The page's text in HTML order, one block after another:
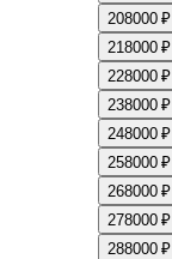
208000 ₽
218000 ₽
228000 ₽
238000 ₽
248000 ₽
258000 ₽
268000 ₽
278000 ₽
288000 ₽